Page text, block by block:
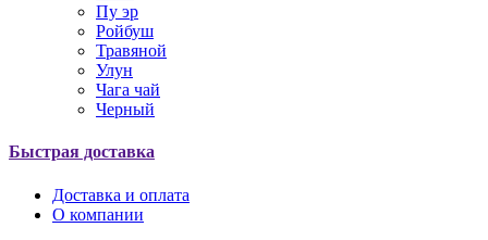
Пу эр
Ройбуш
Травяной
Улун
Чага чай
Черный
Быстрая доставка
Доставка и оплата
О компании